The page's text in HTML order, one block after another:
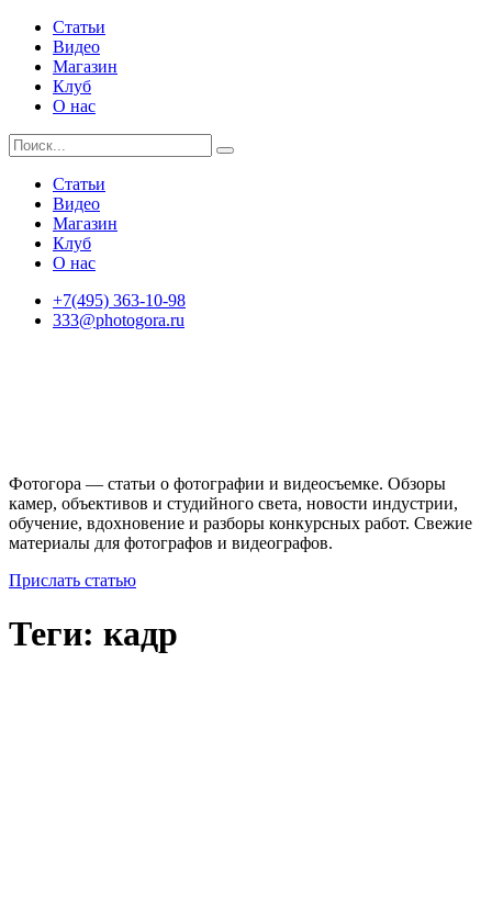
Статьи
Видео
Магазин
Клуб
О нас
Статьи
Видео
Магазин
Клуб
О нас
+7(495) 363-10-98
333@photogora.ru
Фотогора — статьи о фотографии и видеосъемке. Обзоры
камер, объективов и студийного света, новости индустрии,
обучение, вдохновение и разборы конкурсных работ. Свежие
материалы для фотографов и видеографов.
Прислать статью
Теги: кадр